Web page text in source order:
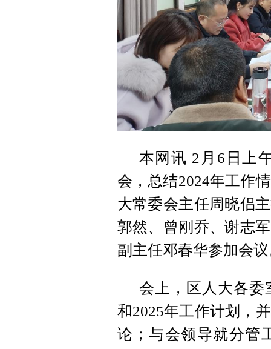
本网讯 2月6日上
会，总结2024年工作
大常委会主任周晓侣
郭然、曾刚乔、谢志
副主任邓春华参加会
会上，区人大各委
和2025年工作计划，
论；与会领导就分管